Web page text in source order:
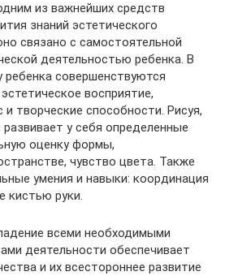
из важнейших средств
знаний эстетического
связано с самостоятельной
деятельностью ребенка. В
ребенка совершенствуются
восприятие,
творческие способности. Рисуя,
у себя определенные
оценку формы,
чувство цвета. Также
умения и навыки: координация
кистью руки.
всеми необходимыми
деятельности обеспечивает
и их всестороннее развитие